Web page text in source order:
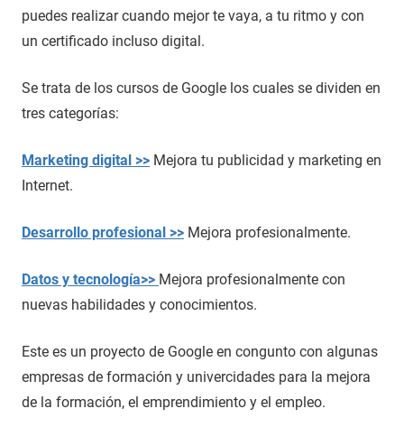
puedes realizar cuando mejor te vaya, a tu ritmo y con
un certificado incluso digital.
Se trata de los cursos de Google los cuales se dividen en
tres categorías:
Marketing digital >> Mejora tu publicidad y marketing en
Internet.
Desarrollo profesional >> Mejora profesionalmente.
Datos y tecnología>> Mejora profesionalmente con
nuevas habilidades y conocimientos.
Este es un proyecto de Google en congunto con algunas
empresas de formación y univercidades para la mejora
de la formación, el emprendimiento y el empleo.